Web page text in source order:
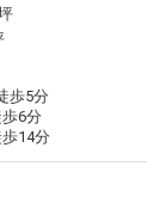
歩5分
6分
14分